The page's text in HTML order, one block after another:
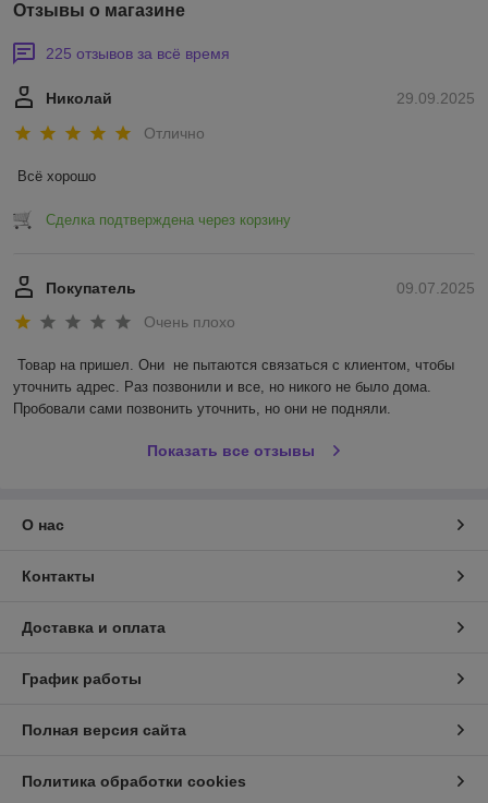
Отзывы о магазине
225 отзывов за всё время
29.09.2025
Николай
Отлично
Всё хорошо
Сделка подтверждена через корзину
09.07.2025
Покупатель
Очень плохо
Товар на пришел. Они  не пытаются связаться с клиентом, чтобы
уточнить адрес. Раз позвонили и все, но никого не было дома.
Пробовали сами позвонить уточнить, но они не подняли.
Показать все отзывы
О нас
Контакты
Доставка и оплата
График работы
Полная версия сайта
Политика обработки cookies